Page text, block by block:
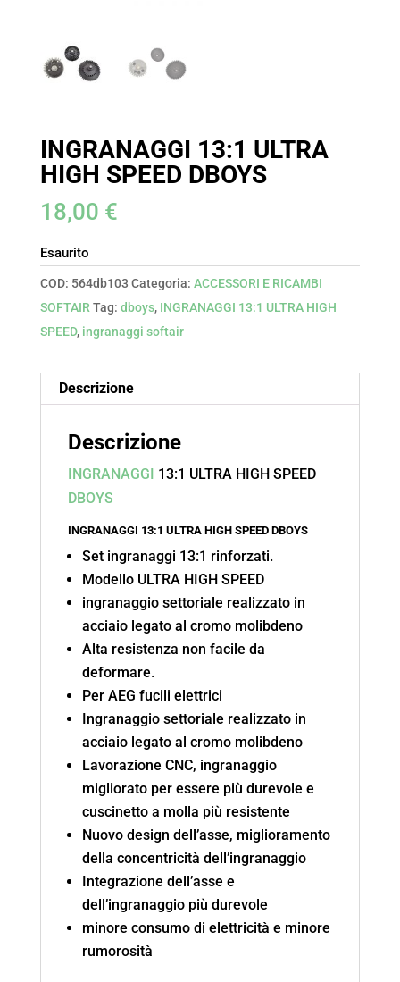
INGRANAGGI 13:1 ULTRA
HIGH SPEED DBOYS
18,00 €
Esaurito
COD: 564db103 Categoria: ACCESSORI E RICAMBI
SOFTAIR Tag: dboys, INGRANAGGI 13:1 ULTRA HIGH
SPEED, ingranaggi softair
Descrizione
Descrizione
INGRANAGGI 13:1 ULTRA HIGH SPEED
DBOYS
INGRANAGGI 13:1 ULTRA HIGH SPEED DBOYS
Set ingranaggi 13:1 rinforzati.
Modello ULTRA HIGH SPEED
ingranaggio settoriale realizzato in
acciaio legato al cromo molibdeno
Alta resistenza non facile da
deformare.
Per AEG fucili elettrici
Ingranaggio settoriale realizzato in
acciaio legato al cromo molibdeno
Lavorazione CNC, ingranaggio
migliorato per essere più durevole e
cuscinetto a molla più resistente
Nuovo design dell’asse, miglioramento
della concentricità dell’ingranaggio
Integrazione dell’asse e
dell’ingranaggio più durevole
minore consumo di elettricità e minore
rumorosità